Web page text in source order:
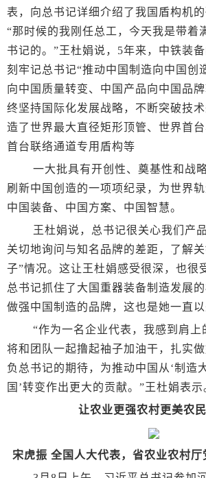
表，向总书记详细介绍了我国盾构机的
“那时候的我刚任总工，今天我是带着
书记的。”王杜娟说，5年来，中铁装
刻牢记总书记“推动中国制造向中国创
向中国质量转变、中国产品向中国品
终坚持国际化发展战略，不断突破技
造了世界最大直径矩形顶管、世界首
首台联络通道专用盾构等
一大批具有开创性、奠基性和战
刷新中国创造的一项项纪录，为世界
中国装备、中国方案、中国智慧。
王杜娟说，总书记很关心我们产
关切地询问与知名品牌的差距，了解
子”情况。这让王杜娟感受很深，也很
总书记抓住了大国重器装备制造发展
做强中国制造的品牌，这也是她一直以
“作为一名企业代表，我感到肩上
将和团队一起撸起袖子加油干，扎实
负总书记的期待，为推动中国从‘制造
国’转变作出更大的贡献。”王杜娟表示
让农业更强农村更美农
宋虎振 全国人大代表，省农业农村